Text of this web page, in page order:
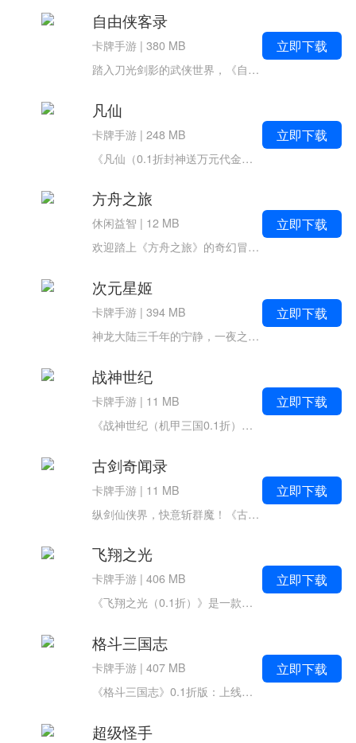
自由侠客录
卡牌手游 |380 MB
踏入刀光剑影的武侠世界，《自由侠客录》0.1折福利版带你体验前所未有的江湖逍遥之旅。这是一款高自由度的武侠题材卡牌策略手游，玩家将化身初入江湖的少侠，在广袤的武林地图中自由探索，招募百位性格迥异的江湖侠客，书写属...
立即下载
凡仙
卡牌手游 |248 MB
《凡仙（0.1折封神送万元代金）》是一款沉浸式东方修仙题材的角色扮演手游，玩家将从平凡凡人起步，历经九重天劫，收集封神神将，最终踏上九天仙途，成就一段从凡人到仙尊的传奇蜕变。游戏以quo;0.1折充值特权+万元代金券赠送quo;为核心...
立即下载
方舟之旅
休闲益智 | 12 MB
欢迎踏上《方舟之旅》的奇幻冒险！这是一款融合魔兽复古画风的放置养成手游，轻松挂机、自由搭配、热血BOSS战，让你在休闲中畅享成长乐趣，放肆嗨玩不设限！玩法特色游戏主打"离线也能变强"的挂机机制，即使你下线睡...
立即下载
次元星姬
卡牌手游 |394 MB
神龙大陆三千年的宁静，一夜之间被汹涌黑潮撕碎。这股源自远古黑龙怨念的黑暗之力，正以吞噬万物之势席卷天地。而你，作为天生觉醒的御龙使，体内流淌着与龙族共鸣的古老血脉，是这片大陆最后的希望！唯有寻访散落四方的龙女，缔结...
立即下载
战神世纪
卡牌手游 | 11 MB
《战神世纪（机甲三国0.1折）》是一款将经典三国人物与炫酷机甲完美融合的回合制策略手游！在这里，你可以驾驶专属机甲，化身战神关羽横扫千军，运筹帷幄如诸葛孔明，亦或操控魅影貂蝉掌控战场节奏。游戏打破历史桎梏，开启一条前所...
立即下载
古剑奇闻录
卡牌手游 | 11 MB
纵剑仙侠界，快意斩群魔！《古剑奇闻录》挂机修仙手游震撼登场，为你量身打造热血无双的割草快感！精致建模勾勒东方仙侠盛景，炫酷技能炸裂全屏特效，流畅打击感拳拳到肉，带你沉浸式踏入一个藏尽天下奇闻的仙侠大世界。野外妖道肆...
立即下载
飞翔之光
卡牌手游 |406 MB
《飞翔之光（0.1折）》是一款轻幻想风格的放置冒险手游，玩家将化身光之翼的继承者，在云端之上的奇幻世界中自由翱翔，探索神秘浮岛，收集散落的光之碎片，开启一段轻松惬意的飞行冒险之旅。核心玩法游戏主打佛系放置与飞行探索相...
立即下载
格斗三国志
卡牌手游 |407 MB
《格斗三国志》0.1折版：上线即送双20星神将，横版格斗热血开战！横版动作格斗与三国策略完美融合，《格斗三国志》0.1折福利版燃情登场！游戏采用经典横版闯关战斗模式，玩家将招募三国名将，体验拳拳到肉的爽快连招与华丽必杀技。...
立即下载
超级怪手